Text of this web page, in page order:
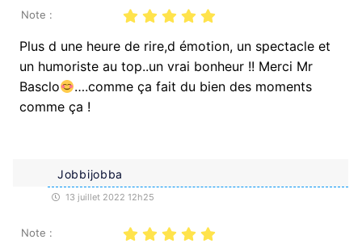
Note :
Plus d une heure de rire,d émotion, un spectacle et
un humoriste au top..un vrai bonheur !! Merci Mr
Basclo
….comme ça fait du bien des moments
comme ça !
Jobbijobba
13 juillet 2022 12h25
Note :